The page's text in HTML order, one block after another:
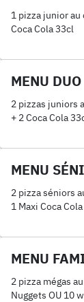
1 pizza junior au
Coca Cola 33cl
MENU DUO
2 pizzas juniors
+ 2 Coca Cola
MENU
2 pizza séniors
1 Maxi Coca Cola
MENU
2 pizza mégas
Nuggets OU 10